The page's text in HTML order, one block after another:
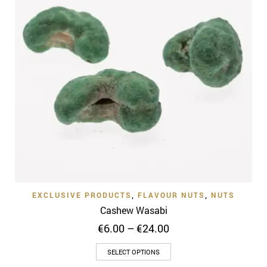
EXCLUSIVE PRODUCTS, FLAVOUR NUTS, NUTS
Cashew Wasabi
€6.00 –€24.00Price
range:
through
SELECT OPTIONS
product